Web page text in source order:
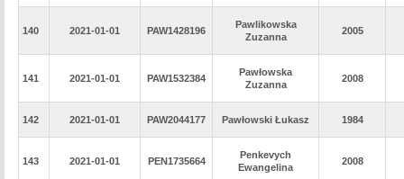
140 2021-01-01 PAW1428196
Pawlikowska
Zuzanna
2005
141 2021-01-01 PAW1532384
Pawłowska
Zuzanna
2008
142 2021-01-01 PAW2044177 Pawłowski Łukasz 1984
143 2021-01-01 PEN1735664
Penkevych
Ewangelina
2008